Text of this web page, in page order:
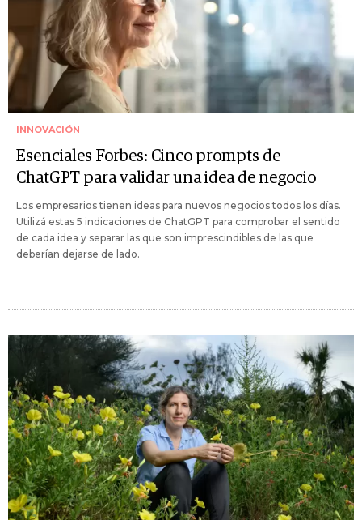
INNOVACIÓN
Esenciales Forbes: Cinco prompts de
ChatGPT para validar una idea de negocio
Los empresarios tienen ideas para nuevos negocios todos los días.
Utilizá estas 5 indicaciones de ChatGPT para comprobar el sentido
de cada idea y separar las que son imprescindibles de las que
deberían dejarse de lado.